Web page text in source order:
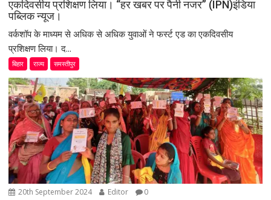
एकदिवसीय प्रशिक्षण लिया। “हर खबर पर पैनी नजर” (IPN)इंडिया
पब्लिक न्यूज।
वर्कशॉप के माध्यम से अधिक से अधिक युवाओं ने फर्स्ट एड का एकदिवसीय
प्रशिक्षण लिया। द...
बिहार राज्य समस्तीपुर
20th September 2024 Editor 0